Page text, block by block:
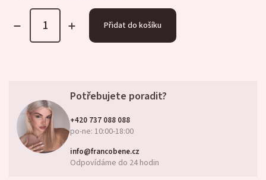
Přidat do košíku
Potřebujete poradit?
+420 737 088 088
po-ne: 10:00-18:00
info@francobene.cz
Odpovídáme do 24 hodin